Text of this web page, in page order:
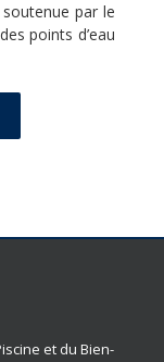
soutenue par le
points d’eau
et du Bien-